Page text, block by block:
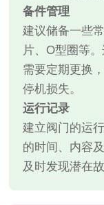
备件管理
建议储备一些
片、O型圈等
需要定期更换
停机损失。
运行记录
建立阀门的运
的时间、内容
及时发现潜在